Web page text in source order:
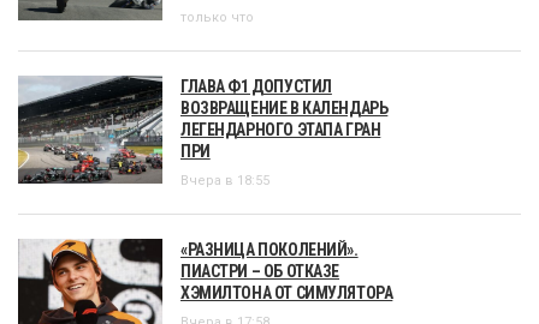
только что
ГЛАВА Ф1 ДОПУСТИЛ
ВОЗВРАЩЕНИЕ В КАЛЕНДАРЬ
ЛЕГЕНДАРНОГО ЭТАПА ГРАН
ПРИ
Вчера в 18:55
«РАЗНИЦА ПОКОЛЕНИЙ».
ПИАСТРИ – ОБ ОТКАЗЕ
ХЭМИЛТОНА ОТ СИМУЛЯТОРА